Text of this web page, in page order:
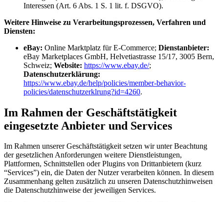
Interessen (Art. 6 Abs. 1 S. 1 lit. f. DSGVO).
Weitere Hinweise zu Verarbeitungsprozessen, Verfahren und
Diensten:
eBay: Online Marktplatz für E-Commerce; Dienstanbieter:
eBay Marketplaces GmbH, Helvetiastrasse 15/17, 3005 Bern,
Schweiz; Website: https://www.ebay.de/;
Datenschutzerklärung:
https://www.ebay.de/help/policies/member-behavior-
policies/datenschutzerklrung?id=4260.
Im Rahmen der Geschäftstätigkeit
eingesetzte Anbieter und Services
Im Rahmen unserer Geschäftstätigkeit setzen wir unter Beachtung
der gesetzlichen Anforderungen weitere Dienstleistungen,
Plattformen, Schnittstellen oder Plugins von Drittanbietern (kurz
“Services”) ein, die Daten der Nutzer verarbeiten können. In diesem
Zusammenhang gelten zusätzlich zu unseren Datenschutzhinweisen
die Datenschutzhinweise der jeweiligen Services.